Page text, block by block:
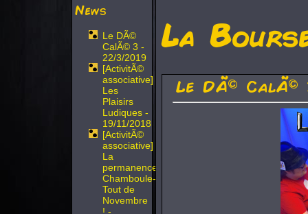
News
Le DÃ©
CalÃ© 3 -
22/3/2019
[ActivitÃ©
associative]
Les
Plaisirs
Ludiques -
19/11/2018
[ActivitÃ©
associative]
La
permanence
Chamboule-
Tout de
Novembre
! -
La
Le DÃ© CalÃ©